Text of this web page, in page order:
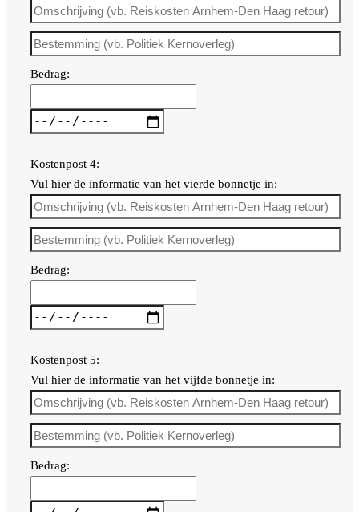
Bedrag:
Kostenpost 4:
Vul hier de informatie van het vierde bonnetje in:
Bedrag:
Kostenpost 5:
Vul hier de informatie van het vijfde bonnetje in:
Bedrag: